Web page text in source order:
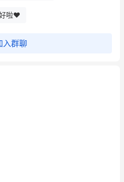
的联系我
入群聊